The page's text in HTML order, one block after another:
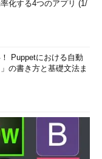
化する4つのアプリ (1/
Puppetにおける自動
の書き方と基礎文法ま